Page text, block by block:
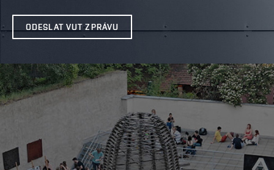
ODESLAT VUT ZPRÁVU